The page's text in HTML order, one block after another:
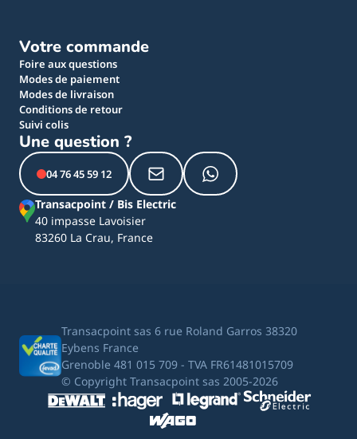
Votre commande
Foire aux questions
Modes de paiement
Modes de livraison
Conditions de retour
Suivi colis
Une question ?
04 76 45 59 12
Transacpoint / Bis Electric
40 impasse Lavoisier
83260 La Crau, France
Transacpoint sas 6 rue Roland Garros 38320
Eybens France
Grenoble 481 015 709 - TVA FR61481015709
© Copyright Transacpoint sas 2005-2026